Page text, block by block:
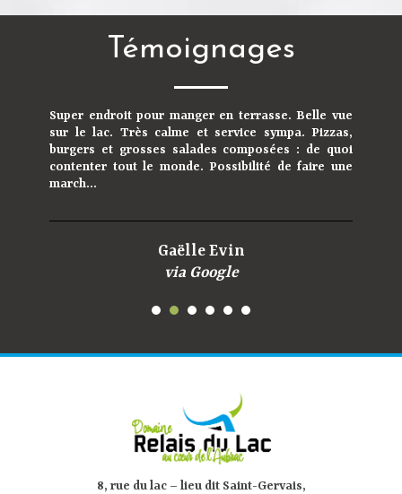
Témoignages
Super endroit pour manger en terrasse. Belle vue
sur le lac. Très calme et service sympa. Pizzas,
burgers et grosses salades composées : de quoi
contenter tout le monde. Possibilité de faire une
march...
Gaëlle Evin
via Google
8, rue du lac – lieu dit Saint-Gervais,